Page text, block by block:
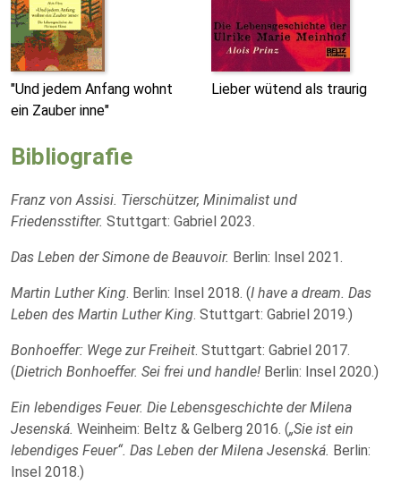
"Und jedem Anfang wohnt
ein Zauber inne"
Lieber wütend als traurig
Bibliografie
Franz von Assisi. Tierschützer, Minimalist und
Friedensstifter. Stuttgart: Gabriel 2023.
Das Leben der Simone de Beauvoir. Berlin: Insel 2021.
Martin Luther King. Berlin: Insel 2018. (I have a dream. Das
Leben des Martin Luther King. Stuttgart: Gabriel 2019.)
Bonhoeffer: Wege zur Freiheit. Stuttgart: Gabriel 2017.
(Dietrich Bonhoeffer. Sei frei und handle! Berlin: Insel 2020.)
Ein lebendiges Feuer. Die Lebensgeschichte der Milena
Jesenská. Weinheim: Beltz & Gelberg 2016. („Sie ist ein
lebendiges Feuer“. Das Leben der Milena Jesenská. Berlin:
Insel 2018.)